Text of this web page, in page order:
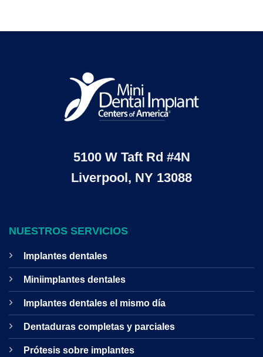
5100 W Taft Rd #4N
Liverpool, NY 13088
NUESTROS SERVICIOS
Implantes dentales
Miniimplantes dentales
Implantes dentales el mismo día
Dentaduras completas y parciales
Prótesis sobre implantes